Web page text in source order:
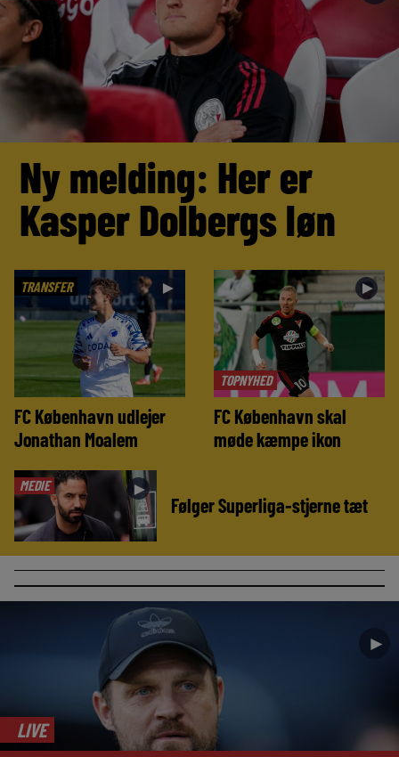
Ny melding: Her er
Kasper Dolbergs løn
TRANSFER ►
FC København udlejer
Jonathan Moalem
TOPNYHED
►
FC København skal
møde kæmpe ikon
MEDIE ►
Følger Superliga-stjerne tæt
►
LIVE